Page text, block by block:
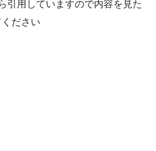
引用していますので内容を見た
ださい